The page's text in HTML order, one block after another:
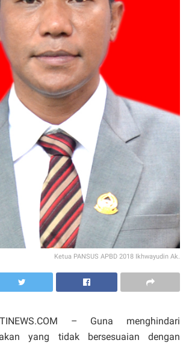
Ketua PANSUS APBD 2018 Ikhwayudin Ak.
– Guna menghindari
yang tidak bersesuaian dengan